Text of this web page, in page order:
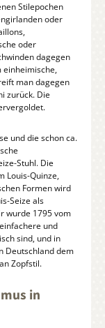
Stilepochen
oder
oder
dagegen
einheimische,
man dagegen
zurück. Die
und die schon ca.
Stuhl. Die
Louis-Quinze,
Formen wird
Seize als
wurde 1795 vom
und
sind, und in
Deutschland dem
Zopfstil.
in